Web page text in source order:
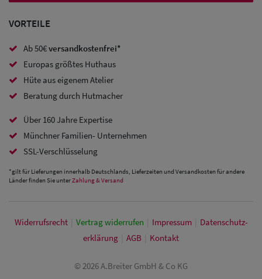
Caps
Sale: Caps
mit
Ohrenschutz
VORTEILE
Ab 50€versandkostenfrei*
Europas größtes Huthaus
Hüte aus eigenem Atelier
Beratung durch Hutmacher
Über 160 Jahre Expertise
Münchner Familien- Unternehmen
SSL-Verschlüsselung
*gilt für Lieferungen innerhalb Deutschlands, Lieferzeiten und Versandkosten für andere
Länder finden Sie unterZahlung & Versand
Widerrufs­recht Vertrag widerrufen Impressum
Daten­schutz­
erklärung
AGB Kontakt
© 2026 A.Breiter GmbH & Co KG